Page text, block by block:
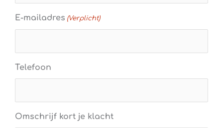
E-mailadres (Verplicht)
Telefoon
Omschrijf kort je klacht